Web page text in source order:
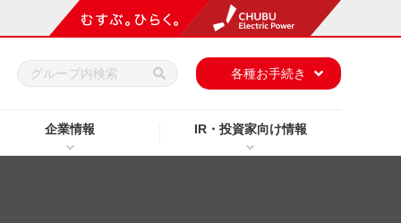
企業情報 IR・投資家向け情報
各種お手続き